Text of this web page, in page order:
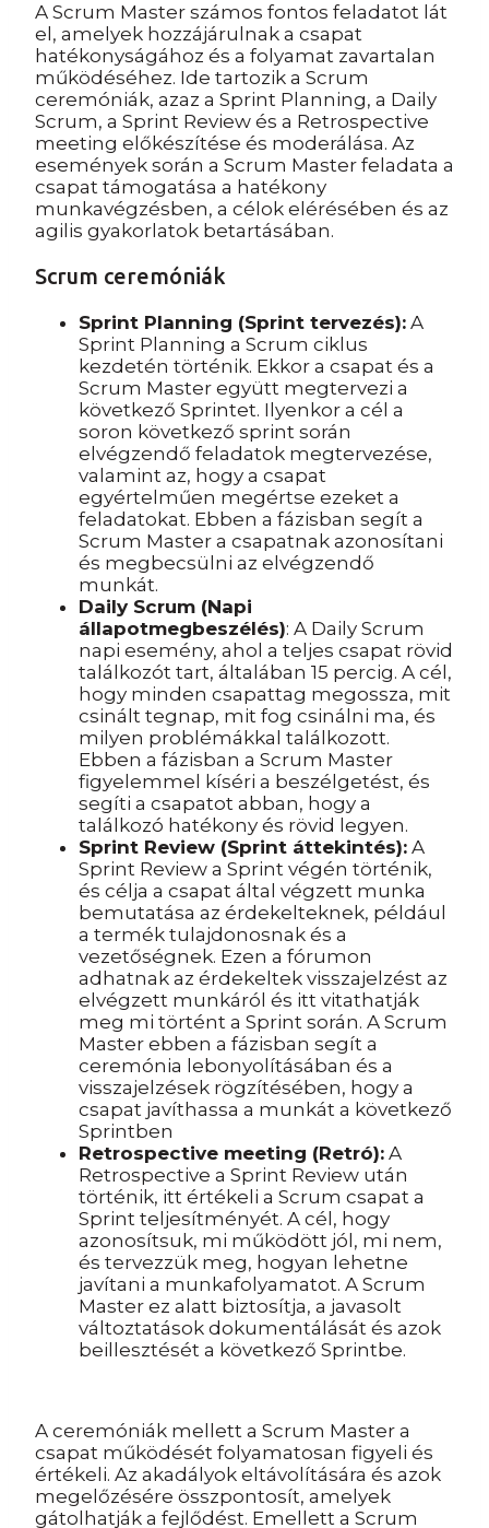
A Scrum Master számos fontos feladatot lát
el, amelyek hozzájárulnak a csapat
hatékonyságához és a folyamat zavartalan
működéséhez. Ide tartozik a Scrum
ceremóniák, azaz a Sprint Planning, a Daily
Scrum, a Sprint Review és a Retrospective
meeting előkészítése és moderálása. Az
események során a Scrum Master feladata a
csapat támogatása a hatékony
munkavégzésben, a célok elérésében és az
agilis gyakorlatok betartásában.
Scrum ceremóniák
Sprint Planning (Sprint tervezés): A
Sprint Planning a Scrum ciklus
kezdetén történik. Ekkor a csapat és a
Scrum Master együtt megtervezi a
következő Sprintet. Ilyenkor a cél a
soron következő sprint során
elvégzendő feladatok megtervezése,
valamint az, hogy a csapat
egyértelműen megértse ezeket a
feladatokat. Ebben a fázisban segít a
Scrum Master a csapatnak azonosítani
és megbecsülni az elvégzendő
munkát.
Daily Scrum (Napi
állapotmegbeszélés): A Daily Scrum
napi esemény, ahol a teljes csapat rövid
találkozót tart, általában 15 percig. A cél,
hogy minden csapattag megossza, mit
csinált tegnap, mit fog csinálni ma, és
milyen problémákkal találkozott.
Ebben a fázisban a Scrum Master
figyelemmel kíséri a beszélgetést, és
segíti a csapatot abban, hogy a
találkozó hatékony és rövid legyen.
Sprint Review (Sprint áttekintés): A
Sprint Review a Sprint végén történik,
és célja a csapat által végzett munka
bemutatása az érdekelteknek, például
a termék tulajdonosnak és a
vezetőségnek. Ezen a fórumon
adhatnak az érdekeltek visszajelzést az
elvégzett munkáról és itt vitathatják
meg mi történt a Sprint során. A Scrum
Master ebben a fázisban segít a
ceremónia lebonyolításában és a
visszajelzések rögzítésében, hogy a
csapat javíthassa a munkát a következő
Sprintben
Retrospective meeting (Retró): A
Retrospective a Sprint Review után
történik, itt értékeli a Scrum csapat a
Sprint teljesítményét. A cél, hogy
azonosítsuk, mi működött jól, mi nem,
és tervezzük meg, hogyan lehetne
javítani a munkafolyamatot. A Scrum
Master ez alatt biztosítja, a javasolt
változtatások dokumentálását és azok
beillesztését a következő Sprintbe.
A ceremóniák mellett a Scrum Master a
csapat működését folyamatosan figyeli és
értékeli. Az akadályok eltávolítására és azok
megelőzésére összpontosít, amelyek
gátolhatják a fejlődést. Emellett a Scrum